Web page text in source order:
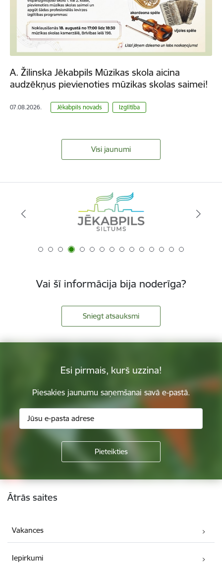
A. Žilinska Jēkabpils Mūzikas skola aicina
audzēkņus pievienoties mūzikas skolas saimei!
07.08.2026. Jēkabpils novads Izglītība
Visi jaunumi
Vai šī informācija bija noderīga?
Sniegt atsauksmi
Esi pirmais, kurš uzzina!
Piesakies jaunumu saņemšanai savā e-pastā.
Kājene
Ātrās saites
Vakances
Iepirkumi